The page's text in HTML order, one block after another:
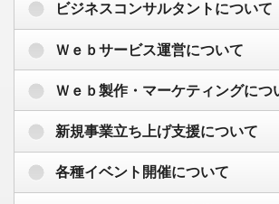
ビジネスコンサルタントについて
Ｗｅｂサービス運営について
Ｗｅｂ製作・マーケティングにつ
新規事業立ち上げ支援について
各種イベント開催について